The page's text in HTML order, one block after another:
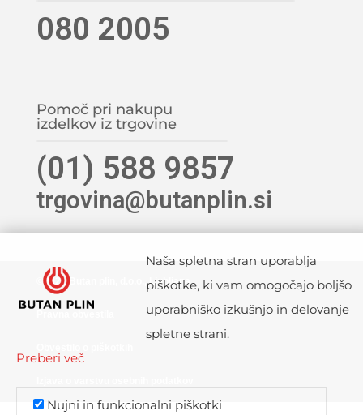
Naša spletna stran uporablja
piškotke, ki vam omogočajo boljšo
uporabniško izkušnjo in delovanje
spletne strani.
Preberi več
Nujni in funkcionalni piškotki
080 2005
Pomoč pri nakupu
izdelkov iz trgovine
(01) 588 9857
trgovina@butanplin.si
©2021 Butan plin, d.o.o., Ljubljana